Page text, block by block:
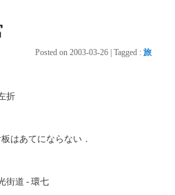
Posted on 2003-03-26 Tagged : 旅
折
はあてにならない．
街道 - 環七